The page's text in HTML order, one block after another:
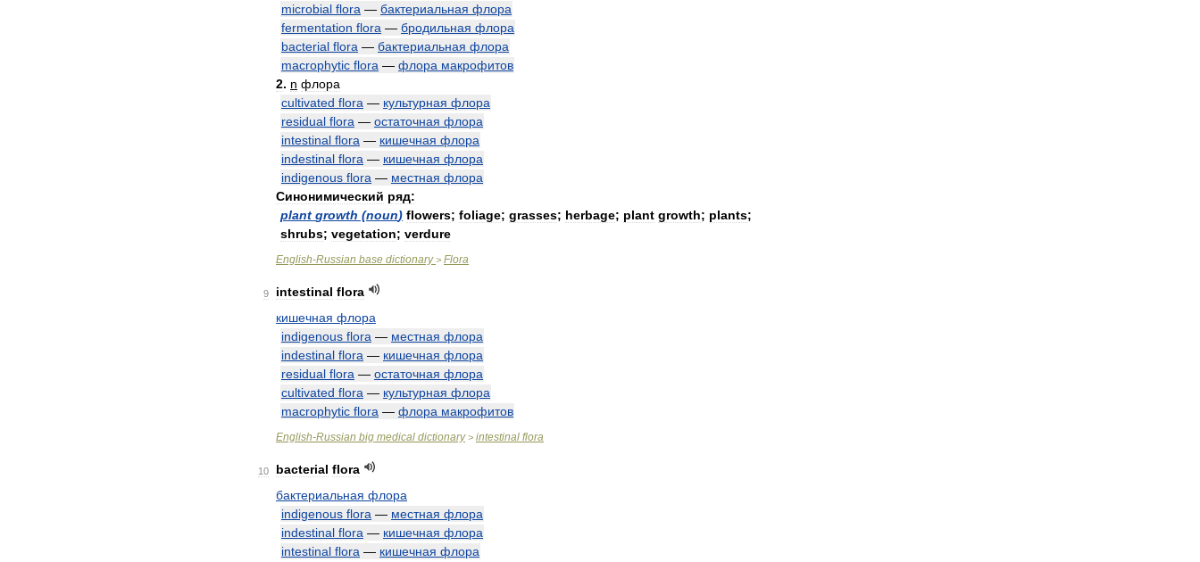
microbial flora — бактериальная флора
fermentation flora — бродильная флора
bacterial flora — бактериальная флора
macrophytic flora — флора макрофитов
2. n флора
cultivated flora — культурная флора
residual flora — остаточная флора
intestinal flora — кишечная флора
indestinal flora — кишечная флора
indigenous flora — местная флора
Синонимический ряд:
plant growth (noun) flowers; foliage; grasses; herbage; plant growth; plants;
shrubs; vegetation; verdure
English-Russian base dictionary > Flora
9 intestinal flora
кишечная флора
indigenous flora — местная флора
indestinal flora — кишечная флора
residual flora — остаточная флора
cultivated flora — культурная флора
macrophytic flora — флора макрофитов
English-Russian big medical dictionary> intestinal flora
10 bacterial flora
бактериальная флора
indigenous flora — местная флора
indestinal flora — кишечная флора
intestinal flora — кишечная флора